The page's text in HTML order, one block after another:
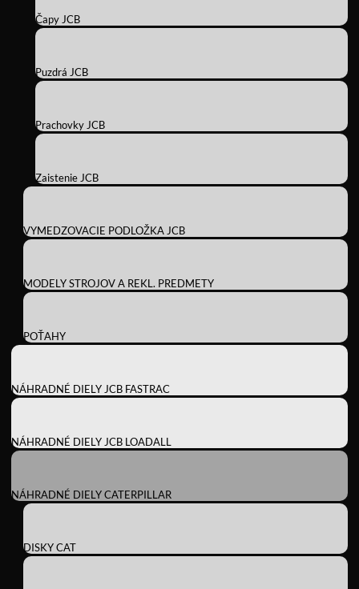
Čapy JCB
Puzdrá JCB
Prachovky JCB
Zaistenie JCB
VYMEDZOVACIE PODLOŽKA JCB
MODELY STROJOV A REKL. PREDMETY
POŤAHY
NÁHRADNÉ DIELY JCB FASTRAC
NÁHRADNÉ DIELY JCB LOADALL
NÁHRADNÉ DIELY CATERPILLAR
DISKY CAT